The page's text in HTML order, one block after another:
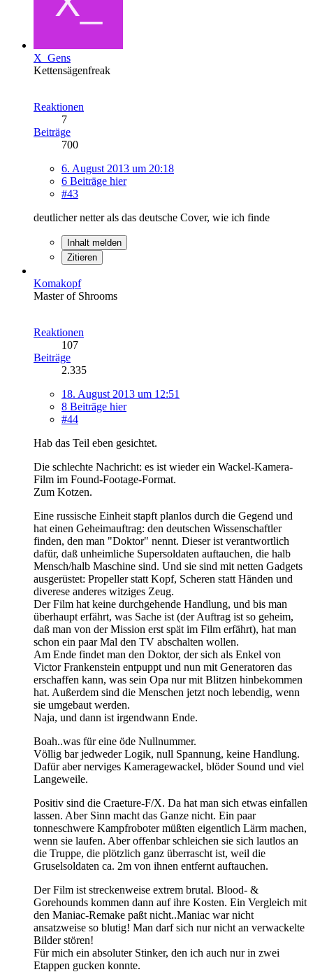
X_Gens
Kettensägenfreak
Reaktionen
7
Beiträge
700
6. August 2013 um 20:18
6 Beiträge hier
#43
deutlicher netter als das deutsche Cover, wie ich finde
Inhalt melden
Zitieren
Komakopf
Master of Shrooms
Reaktionen
107
Beiträge
2.335
18. August 2013 um 12:51
8 Beiträge hier
#44
Hab das Teil eben gesichtet.
Die schlechte Nachricht: es ist wieder ein Wackel-Kamera-
Film im Found-Footage-Format.
Zum Kotzen.
Eine russische Einheit stapft planlos durch die Gegend und
hat einen Geheimauftrag: den deutschen Wissenschaftler
finden, den man "Doktor" nennt. Dieser ist verantwortlich
dafür, daß unheimliche Supersoldaten auftauchen, die halb
Mensch/halb Maschine sind. Und sie sind mit netten Gadgets
ausgerüstet: Propeller statt Kopf, Scheren statt Händen und
diverese anderes witziges Zeug.
Der Film hat keine durchgehende Handlung, und bis man
überhaupt erfährt, was Sache ist (der Auftrag ist so geheim,
daß man von der Mission erst spät im Film erfährt), hat man
schon ein paar Mal den TV abschalten wollen.
Am Ende findet man den Doktor, der sich als Enkel von
Victor Frankenstein entpuppt und nun mit Generatoren das
erschaffen kann, was sein Opa nur mit Blitzen hinbekommen
hat. Außerdem sind die Menschen jetzt noch lebendig, wenn
sie umgebaut werden.
Naja, und dann ist irgendwann Ende.
Boah..was für eine öde Nullnummer.
Völlig bar jedweder Logik, null Spannung, keine Handlung.
Dafür aber nerviges Kameragewackel, blöder Sound und viel
Langeweile.
Positiv sind die Craeture-F/X. Da hat man sich etwas einfallen
lassen. Aber Sinn macht das Ganze nicht. Ein paar
tonneschwere Kampfroboter müßten eigentlich Lärm machen,
wenn sie laufen. Aber offenbar schleichen sie sich lautlos an
die Truppe, die plötzlich ganz überrascht ist, weil die
Gruselsoldaten ca. 2m von ihnen entfernt auftauchen.
Der Film ist streckenweise extrem brutal. Blood- &
Gorehounds kommen dann auf ihre Kosten. Ein Vergleich mit
den Maniac-Remake paßt nicht..Maniac war nicht
ansatzweise so blutig! Man darf sich nur nicht an verwackelte
Bilder stören!
Für mich ein absoluter Stinker, den ich auch nur in zwei
Etappen gucken konnte.